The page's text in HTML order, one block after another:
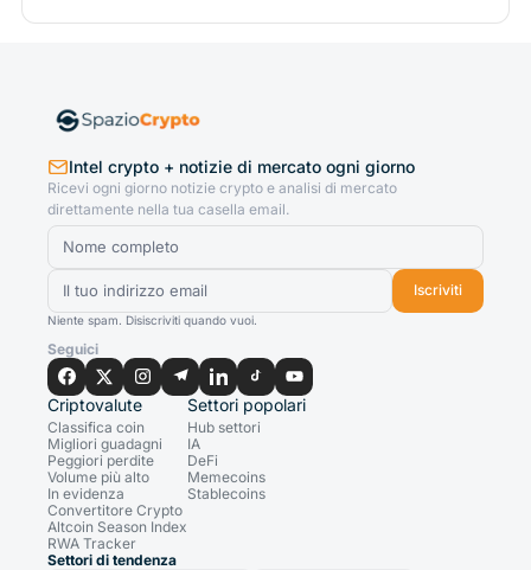
Intel crypto + notizie di mercato ogni giorno
Ricevi ogni giorno notizie crypto e analisi di mercato
direttamente nella tua casella email.
Iscriviti
Niente spam. Disiscriviti quando vuoi.
Seguici
Criptovalute
Classifica coin
Migliori guadagni
Peggiori perdite
Volume più alto
In evidenza
Convertitore Crypto
Altcoin Season Index
RWA Tracker
Settori popolari
Hub settori
IA
DeFi
Memecoins
Stablecoins
Settori di tendenza